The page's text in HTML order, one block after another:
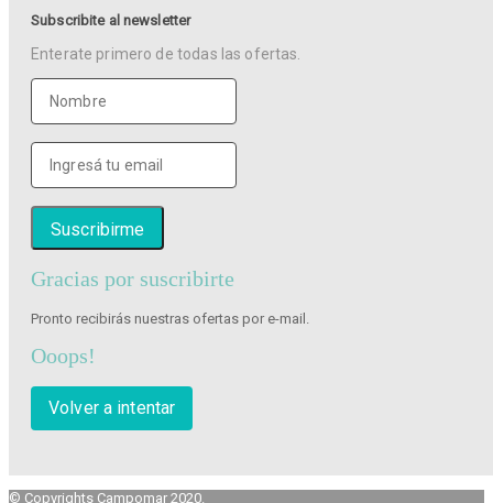
Subscribite al newsletter
Enterate primero de todas las ofertas.
Gracias por suscribirte
Pronto recibirás nuestras ofertas por e-mail.
Ooops!
Volver a intentar
© Copyrights Campomar 2020.